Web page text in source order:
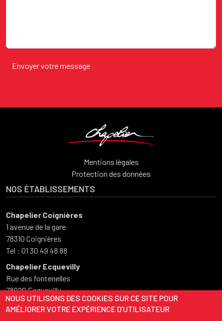
Mentions légales
Protection des données
NOS ÉTABLISSEMENTS
Chapelier Coignières
1 avenue de la gare
78310 Coignières
Tel : 01 30 49 48 88
Chapelier Ecquevilly
Rue des fontenelles
78920 Ecquevilly
Tel : 01 34 75 50 73
NOUS UTILISONS DES COOKIES SUR CE SITE POUR
AMÉLIORER VOTRE EXPÉRIENCE D'UTILISATEUR